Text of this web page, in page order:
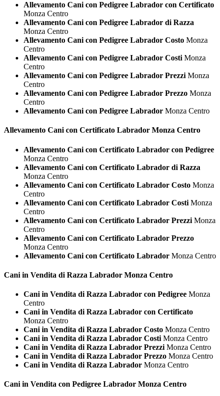
Allevamento Cani con Pedigree Labrador con Certificato
Monza Centro
Allevamento Cani con Pedigree Labrador di Razza
Monza Centro
Allevamento Cani con Pedigree Labrador Costo Monza
Centro
Allevamento Cani con Pedigree Labrador Costi Monza
Centro
Allevamento Cani con Pedigree Labrador Prezzi Monza
Centro
Allevamento Cani con Pedigree Labrador Prezzo Monza
Centro
Allevamento Cani con Pedigree Labrador Monza Centro
Allevamento Cani con Certificato Labrador Monza Centro
Allevamento Cani con Certificato Labrador con Pedigree
Monza Centro
Allevamento Cani con Certificato Labrador di Razza
Monza Centro
Allevamento Cani con Certificato Labrador Costo Monza
Centro
Allevamento Cani con Certificato Labrador Costi Monza
Centro
Allevamento Cani con Certificato Labrador Prezzi Monza
Centro
Allevamento Cani con Certificato Labrador Prezzo
Monza Centro
Allevamento Cani con Certificato Labrador Monza Centro
Cani in Vendita di Razza Labrador Monza Centro
Cani in Vendita di Razza Labrador con Pedigree Monza
Centro
Cani in Vendita di Razza Labrador con Certificato
Monza Centro
Cani in Vendita di Razza Labrador Costo Monza Centro
Cani in Vendita di Razza Labrador Costi Monza Centro
Cani in Vendita di Razza Labrador Prezzi Monza Centro
Cani in Vendita di Razza Labrador Prezzo Monza Centro
Cani in Vendita di Razza Labrador Monza Centro
Cani in Vendita con Pedigree Labrador Monza Centro